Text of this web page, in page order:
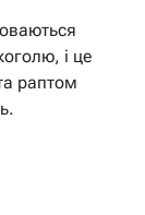
і це
раптом